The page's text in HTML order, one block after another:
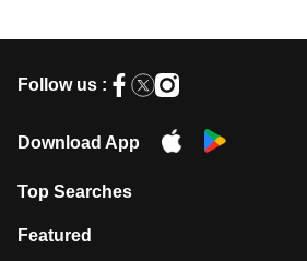
Follow us :
Download App
Top Searches
मुंबई में लगे 'जेन जी' के पोस्टर, लिखा- 'मैं
Featured